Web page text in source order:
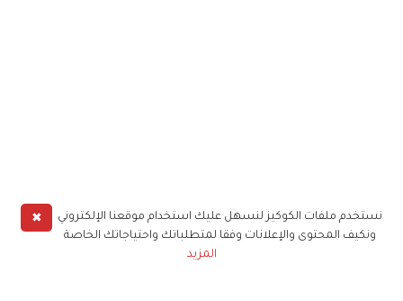
✖
نستخدم ملفات الكوكيز لنسهل عليك استخدام موقعنا الإلكتروني
ونكيف المحتوى والإعلانات وفقا لمتطلباتك واحتياجاتك الخاصة
المزيد